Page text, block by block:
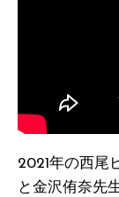
2021年の西尾
と金沢侑奈先